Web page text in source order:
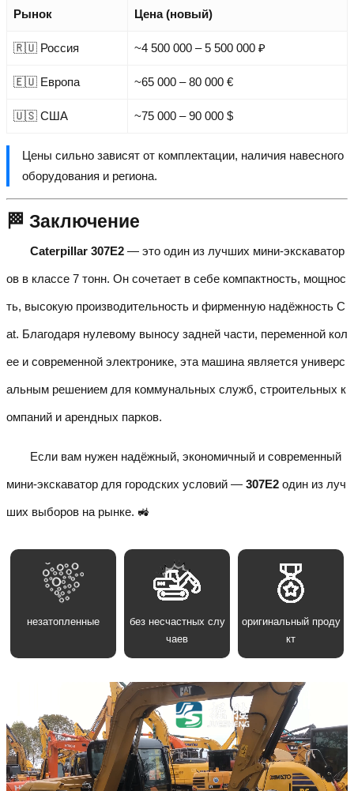
Рынок Цена (новый)
🇷🇺 Россия ~4 500 000 – 5 500 000 ₽
🇪🇺 Европа ~65 000 – 80 000 €
🇺🇸 США ~75 000 – 90 000 $
Цены сильно зависят от комплектации, наличия навесного
оборудования и региона.
🏁 Заключение
Caterpillar 307E2 — это один из лучших мини-экскаватор
ов в классе 7 тонн. Он сочетает в себе компактность, мощнос
ть, высокую производительность и фирменную надёжность C
at. Благодаря нулевому выносу задней части, переменной кол
ее и современной электронике, эта машина является универс
альным решением для коммунальных служб, строительных к
омпаний и арендных парков.
Если вам нужен надёжный, экономичный и современный
мини-экскаватор для городских условий — 307E2 один из луч
ших выборов на рынке. 🚜
незатопленные
без несчастных слу
чаев
оригинальный проду
кт